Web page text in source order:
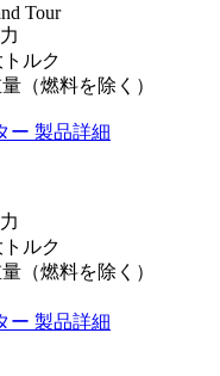
Tour
ルク
（燃料を除く）
ー 製品詳細
ルク
（燃料を除く）
ー 製品詳細